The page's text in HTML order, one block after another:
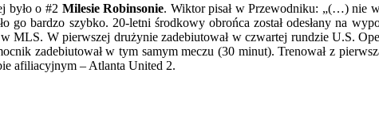
było o #2 Milesie Robinsonie. Wiktor pisał w Przewodniku: „(…) nie
bardzo szybko. 20-letni środkowy obrońca został odesłany na
MLS. W pierwszej drużynie zadebiutował w czwartej rundzie U.S.
zadebiutował w tym samym meczu (30 minut). Trenował z
afiliacyjnym – Atlanta United 2.